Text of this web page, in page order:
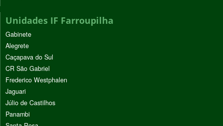
Unidades IF Farroupilha
Gabinete
Alegrete
Caçapava do Sul
CR São Gabriel
Frederico Westphalen
Jaguari
Júlio de Castilhos
Panambi